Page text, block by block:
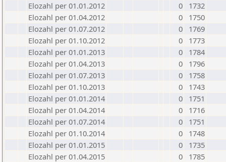
Elozahl per 01.01.2012
0
1732
Elozahl per 01.04.2012
0
1750
Elozahl per 01.07.2012
0
1769
Elozahl per 01.10.2012
0
1773
Elozahl per 01.01.2013
0
1784
Elozahl per 01.04.2013
0
1796
Elozahl per 01.07.2013
0
1758
Elozahl per 01.10.2013
0
1743
Elozahl per 01.01.2014
0
1751
Elozahl per 01.04.2014
0
1716
Elozahl per 01.07.2014
0
1751
Elozahl per 01.10.2014
0
1748
Elozahl per 01.01.2015
0
1735
Elozahl per 01.04.2015
0
1785